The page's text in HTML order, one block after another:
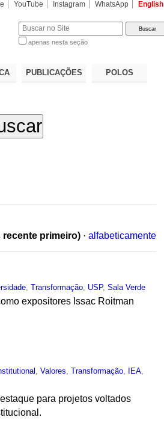
YouTube Instagram WhatsApp English
apenas nesta seção
PUBLICAÇÕES POLOS
recente primeiro) · alfabeticamente
,Transformação USP,Sala Verde
expositores Issac Roitman
,Valores ,Transformação IEA
para projetos voltados